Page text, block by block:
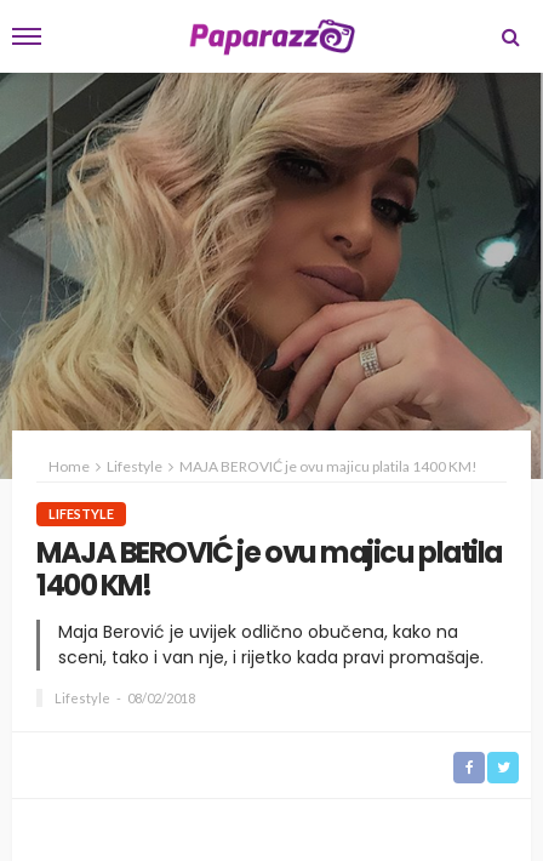
Home Lifestyle MAJA BEROVIĆ je ovu majicu platila 1400 KM!
LIFESTYLE
MAJA BEROVIĆ je ovu majicu platila
1400 KM!
Maja Berović je uvijek odlično obučena, kako na
sceni, tako i van nje, i rijetko kada pravi promašaje.
Lifestyle 08/02/2018